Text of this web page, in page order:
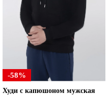
-58%
Худи с капюшоном мужская